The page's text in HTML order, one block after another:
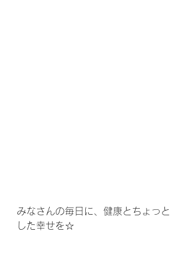
みなさんの毎日に、健康とちょっと
した幸せを☆